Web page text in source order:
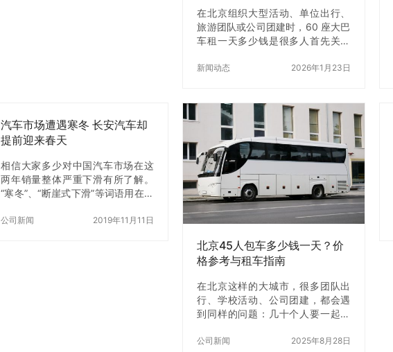
在北京组织大型活动、单位出行、
旅游团队或公司团建时，60 座大巴
车租一天多少钱是很多人首先关心
巴车更适合人数较多、行程有序、
验。本文将从价格、适合场合、推
荐旅游景点、包接包送与服务优势
等方面，结合真实成功案例，为您
呈现一篇实用详尽的用车指南，并
推荐服务专业、口碑稳定的租车品
牌——北京环球租车公司。 一、60
座大巴车租一天多少钱？北京市场
真实报价参考 首先需要明确，60
座大巴车租一天多少钱并非单一数
新闻动态 2026年1月23日
汽车市场遭遇寒冬 长安汽车却
提前迎来春天
相信大家多少对中国汽车市场在这
两年销量整体严重下滑有所了解。
“寒冬”、“断崖式下滑”等词语用在汽
不住亏损压力纷纷宣告破产或在苟
公司新闻 2019年11月11日
北京45人包车多少钱一天？价
格参考与租车指南
在北京这样的大城市，很多团队出
行、学校活动、公司团建，都会遇
到同样的问题：几十个人要一起出
够灵活，最合适的办法就是直接租
公司新闻 2025年8月28日